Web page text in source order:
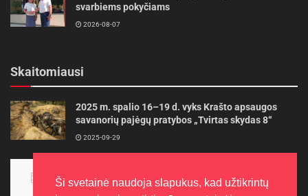
svarbiems pokyčiams
2026-08-07
Skaitomiausi
2025 m. spalio 16–19 d. vyks Krašto apsaugos
savanorių pajėgų pratybos „Tvirtas skydas 8“
2025-09-29
aukso
Ši svetainė naudoja slapukus, kad užtikrintų